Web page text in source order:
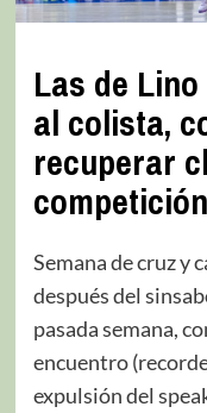
Las de
al colista,
recuperar
Semana de cruz y
después del
pasada semana,
encuentro
expulsión del